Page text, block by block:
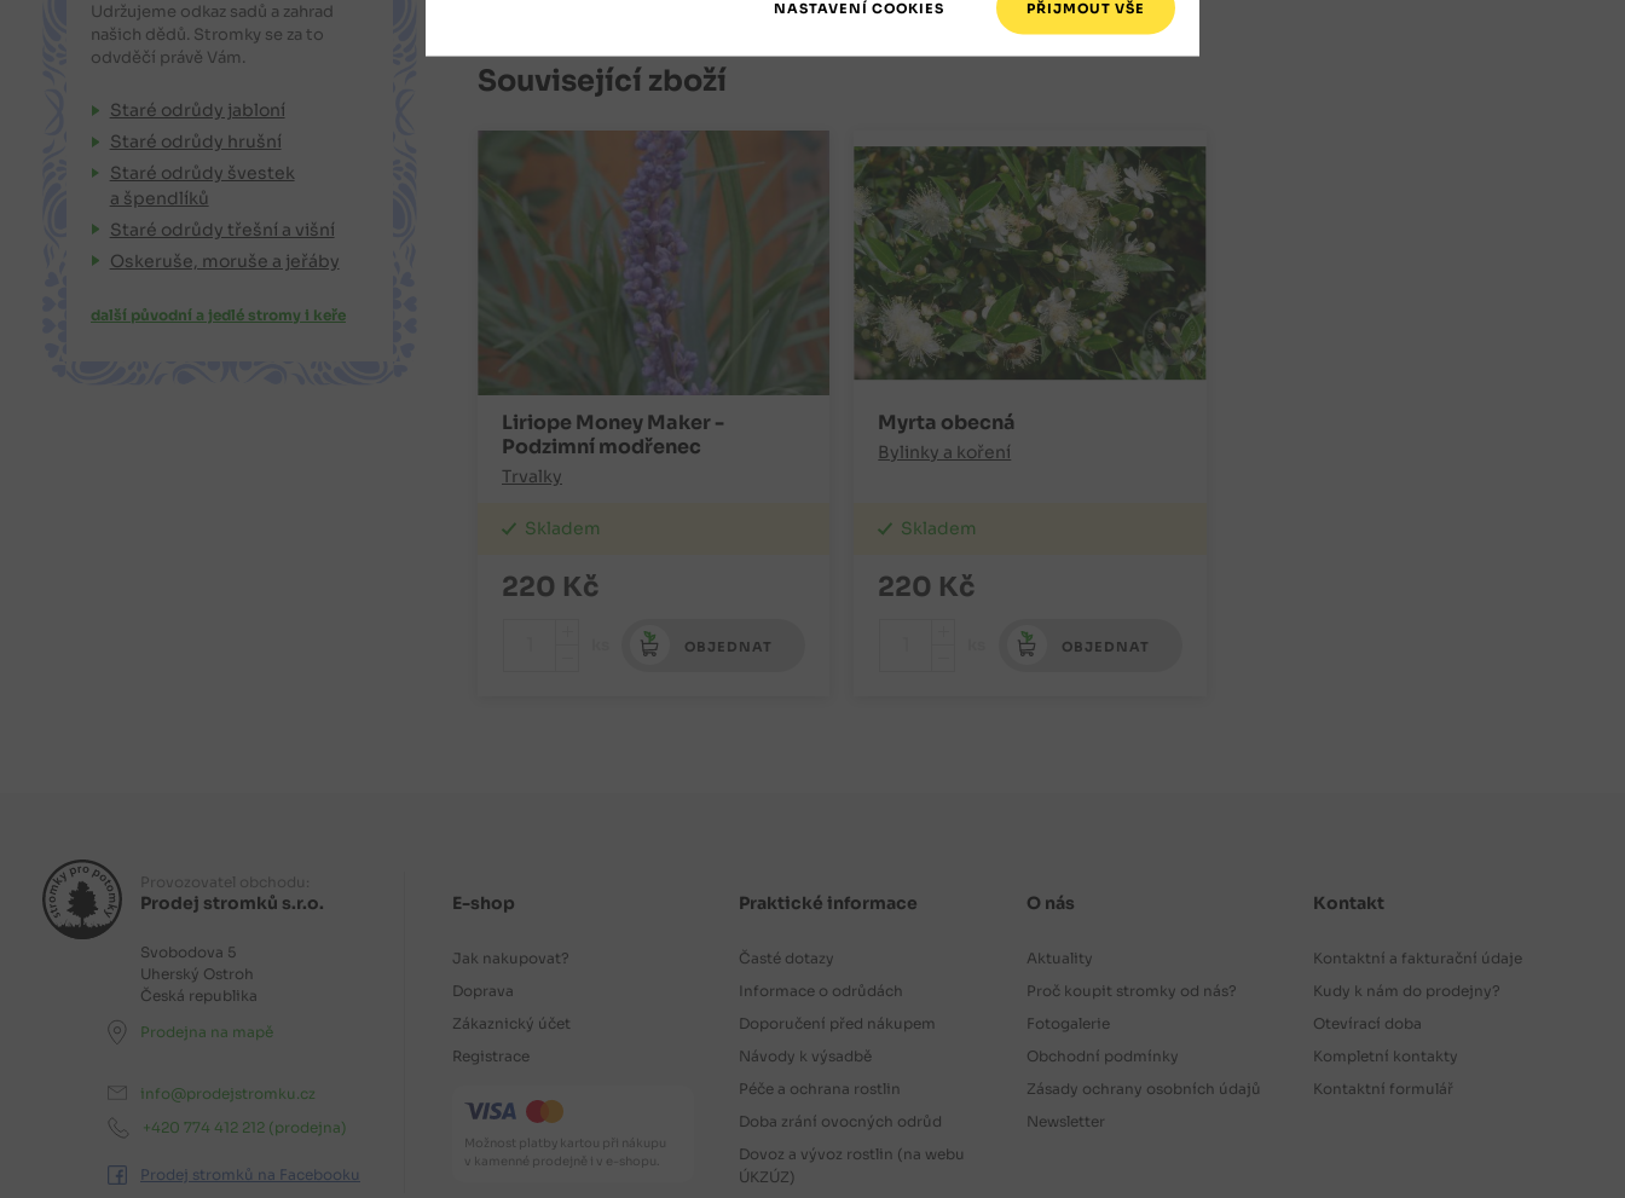
Související zboží
Liriope Money Maker -
Podzimní modřenec
Trvalky
Skladem
220 Kč
OBJEDNAT
Myrta obecná
Bylinky a koření
Skladem
220 Kč
OBJEDNAT
Udržujeme odkaz sadů a zahrad
našich dědů. Stromky se za to
odvděčí právě Vám.
Staré odrůdy jabloní
Staré odrůdy hrušní
Staré odrůdy švestek
a špendlíků
Staré odrůdy třešní a višní
Oskeruše, moruše a jeřáby
další původní a jedlé stromy i keře
Provozovatel obchodu:
Prodej stromků s.r.o.
Svobodova 5
Uherský Ostroh
Česká republika
Prodejna na mapě
info@prodejstromku.cz
+420 774 412 212 (prodejna)
Prodej stromků na Facebooku
E-shop
Jak nakupovat?
Doprava
Zákaznický účet
Registrace
Možnost platby kartou při nákupu
v kamenné prodejně i v e-shopu.
Praktické informace
Časté dotazy
Informace o odrůdách
Doporučení před nákupem
Návody k výsadbě
Péče a ochrana rostlin
Doba zrání ovocných odrůd
Dovoz a vývoz rostlin (na webu
ÚKZÚZ)
O nás
Aktuality
Proč koupit stromky od nás?
Fotogalerie
Obchodní podmínky
Zásady ochrany osobních údajů
Newsletter
Kontakt
Kontaktní a fakturační údaje
Kudy k nám do prodejny?
Otevírací doba
Kompletní kontakty
Kontaktní formulář